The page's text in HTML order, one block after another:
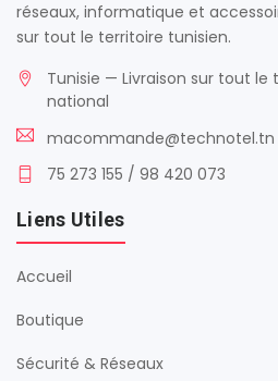
réseaux, informatique et
sur tout le territoire tunisien.
Tunisie — Livraison sur tout le
national
macommande@technotel.tn
75 273 155 / 98 420 073
Liens Utiles
Accueil
Boutique
Sécurité & Réseaux